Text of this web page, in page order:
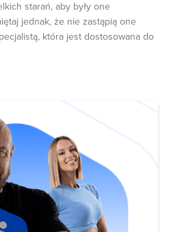
starań, aby były one
jednak, że nie zastąpią one
która jest dostosowana do